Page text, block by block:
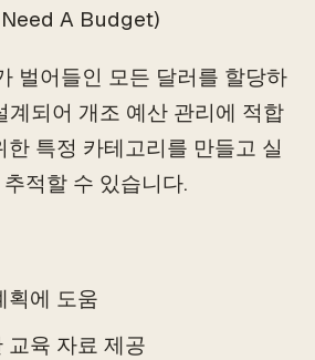
Need A Budget)
벌어들인 모든 달러를 할당하
계되어 개조 예산 관리에 적합
한 특정 카테고리를 만들고 실
적할 수 있습니다.
획에 도움
교육 자료 제공